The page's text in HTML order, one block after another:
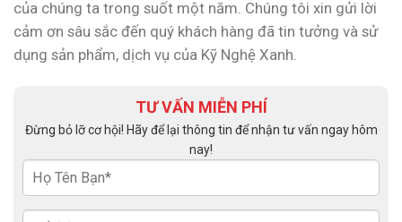
của chúng ta trong suốt một năm. Chúng tôi xin gửi lời
cảm ơn sâu sắc đến quý khách hàng đã tin tưởng và sử
dụng sản phẩm, dịch vụ của Kỹ Nghệ Xanh.
TƯ VẤN MIỄN PHÍ
Đừng bỏ lỡ cơ hội! Hãy để lại thông tin để nhận tư vấn ngay hôm
nay!